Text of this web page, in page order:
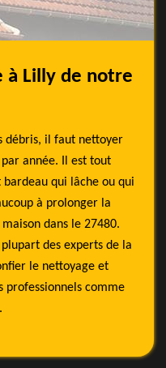
à Lilly de notre
débris, il faut nettoyer
année. Il est tout
qui lâche ou qui
à prolonger la
dans le 27480.
des experts de la
le nettoyage et
professionnels comme